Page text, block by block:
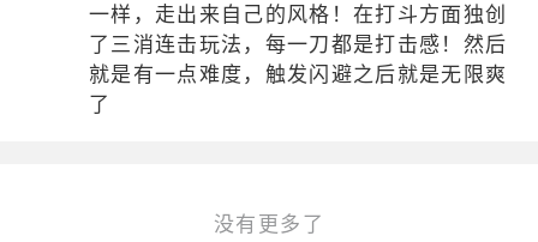
一样，走出来自己的风格！在打斗方面独创
了三消连击玩法，每一刀都是打击感！然后
就是有一点难度，触发闪避之后就是无限爽
了
没有更多了